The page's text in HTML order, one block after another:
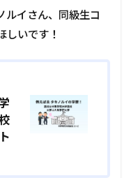
ルイさん、同級生コ
しいです！